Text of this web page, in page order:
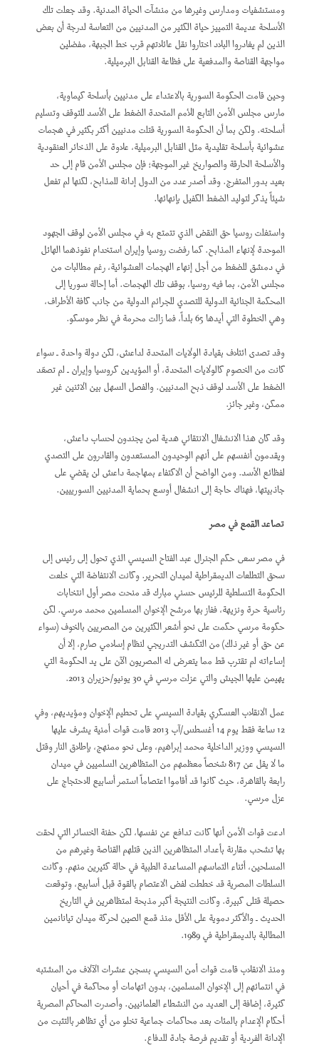
ومستشفيات ومدارس وغيرها من منشآت الحياة المدنية. وقد جعلت تلك
الأسلحة عديمة التمييز حياة الكثير من المدنيين من التعاسة لدرجة أن بعض
الذين لم يغادروا البلاد اختاروا نقل عائلاتهم قرب خط الجبهة، مفضلين
مواجهة القناصة والمدفعية على فظاعة القنابل البرميلية.
وحين قامت الحكومة السورية بالاعتداء على مدنيين بأسلحة كيماوية،
مارس مجلس الأمن التابع للأمم المتحدة الضغط على الأسد للتوقف وتسليم
أسلحته. ولكن بما أن الحكومة السورية قتلت مدنيين أكثر بكثير في هجمات
عشوائية بأسلحة تقليدية مثل القنابل البرميلية، علاوة على الذخائر العنقودية
والأسلحة الحارقة والصواريخ غير الموجهة؛ فإن مجلس الأمن قام إلى حد
بعيد بدور المتفرج. وقد أصدر عدد من الدول إدانة للمذابح، لكنها لم تفعل
شيئاً يذكر لتوليد الضغط الكفيل بإنهائها.
واستغلت روسيا حق النقض الذي تتمتع به في مجلس الأمن لوقف الجهود
الموحدة لإنهاء المذابح. كما رفضت روسيا وإيران استخدام نفوذهما الهائل
في دمشق للضغط من أجل إنهاء الهجمات العشوائية، رغم مطالبات من
مجلس الأمن، بما فيه روسيا، بوقف تلك الهجمات. أما إحالة سوريا إلى
المحكمة الجنائية الدولية للتصدي للجرائم الدولية من جانب كافة الأطراف،
وهي الخطوة التي أيدها 65 بلداً، فما زالت محرمة في نظر موسكو.
وقد تصدى ائتلاف بقيادة الولايات المتحدة لداعش، لكن دولة واحدة ـ سواء
كانت من الخصوم كالولايات المتحدة، أو المؤيدين كروسيا وإيران ـ لم تصعّد
الضغط على الأسد لوقف ذبح المدنيين. والفصل السهل بين الاثنين غير
ممكن، وغير جائز.
وقد كان هذا الانشغال الانتقائي هدية لمن يجندون لحساب داعش،
ويقدمون أنفسهم على أنهم الوحيدون المستعدون والقادرون على التصدي
لفظائع الأسد. ومن الواضح أن الاكتفاء بمهاجمة داعش لن يقضي على
جاذبيتها، فهناك حاجة إلى انشغال أوسع بحماية المدنيين السورييين.
تصاعد القمع في مصر
في مصر سعى حكم الجنرال عبد الفتاح السيسي الذي تحول إلى رئيس إلى
سحق التطلعات الديمقراطية لميدان التحرير. وكانت الانتفاضة التي خلعت
الحكومة التسلطية للرئيس حسني مبارك قد منحت مصر أول انتخابات
رئاسية حرة ونزيهة، ففاز بها مرشح الإخوان المسلمين محمد مرسي. لكن
حكومة مرسي حكمت على نحو أشعر الكثيرين من المصريين بالخوف (سواء
عن حق أو غير ذلك) من التكشف التدريجي لنظام إسلامي صارم، إلا أن
إساءاته لم تقترب قط مما يتعرض له المصريون الآن على يد الحكومة التي
يهيمن عليها الجيش والتي عزلت مرسي في 30 يونيو/حزيران 2013.
عمل الانقلاب العسكري بقيادة السيسي على تحطيم الإخوان ومؤيديهم، وفي
12 ساعة فقط يوم 14 أغسطس/آب 2013 قامت قوات أمنية يشرف عليها
السيسي ووزير الداخلية محمد إبراهيم، وعلى نحو ممنهج، بإطلاق النار وقتل
ما لا يقل عن 817 شخصاً معظمهم من المتظاهرين السلميين في ميدان
رابعة بالقاهرة، حيث كانوا قد أقاموا اعتصاماً استمر أسابيع للاحتجاج على
عزل مرسي.
ادعت قوات الأمن أنها كانت تدافع عن نفسها، لكن حفنة الخسائر التي لحقت
بها تشحب مقارنة بأعداد المتظاهرين الذين قتلهم القناصة وغيرهم من
المسلحين، أثناء التماسهم المساعدة الطبية في حالة كثيرين منهم. وكانت
السلطات المصرية قد خططت لفض الاعتصام بالقوة قبل أسابيع، وتوقعت
حصيلة قتلى كبيرة. وكانت النتيجة أكبر مذبحة لمتظاهرين في التاريخ
الحديث ـ والأكثر دموية على الأقل منذ قمع الصين لحركة ميدان تيانانمين
المطالبة بالديمقراطية في 1989.
ومنذ الانقلاب قامت قوات أمن السيسي بسجن عشرات الآلاف من المشتبه
في انتمائهم إلى الإخوان المسلمين، بدون اتهامات أو محاكمة في أحيان
كثيرة، إضافة إلى العديد من النشطاء العلمانيين. وأصدرت المحاكم المصرية
أحكام الإعدام بالمئات بعد محاكمات جماعية تخلو من أي تظاهر بالتثبت من
الإدانة الفردية أو تقديم فرصة جادة للدفاع.